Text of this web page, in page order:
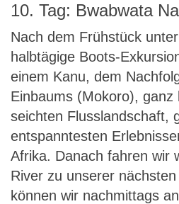
10. Tag: Bwabwata
Nach dem Frühstück
halbtägige Boots-
einem Kanu, dem
Einbaums (Mokoro), ganz
seichten Flusslandschaft,
entspanntesten
Afrika. Danach fahren wir
River zu unserer
können wir nachmittags